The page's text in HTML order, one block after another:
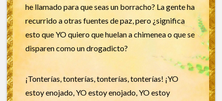
he llamado para que seas un borracho? La gente ha
recurrido a otras fuentes de paz, pero ¿significa
esto que YO quiero que huelan a chimenea o que se
disparen como un drogadicto?
¡Tonterías, tonterías, tonterías, tonterías! ¡YO
estoy enojado, YO estoy enojado, YO estoy